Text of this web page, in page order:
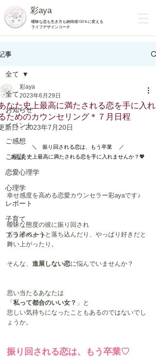
彩aya
曖昧な恋も生き方も納得感100％に変える
ライフデザインコーチ
事
全て
お知らせ
イベント
ご感想
ご相談
恋愛心理学
心理学
レポート
子育て
プライベート
全て
なた史上最高に満たされる恋を手に入れ
ためのカウンセリング＊７月日程
彩aya
2023年6月29日
新日：2023年7月20日
＼　振り回される恋は、もう卒業 　／
あなた史上最高に満たされる恋を手に入れませんか？💖
幸せ感度を高める恋愛カウンセラー彩ayaです♪
曖昧な態度の彼に振り回され
もう諦めようと落ち込んだり、やっぱり好きだと
舞い上がったり。
そんな、 進展しない恋に悩んでいませんか？
思い当たるあなたは
「 私って都合のいい女？ 」と
悲しい気持ちになったこともあるのではないでし
ょうか。
振り回される恋は​、もう卒業♡